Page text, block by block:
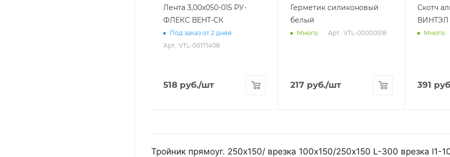
Лента 3,00х050-015 РУ-
ФЛЕКС ВЕНТ-СК
Под заказ от 2 дней
Арт.: VTL-00171408
518 руб./шт
Герметик силиконовый
белый
Много Арт.: VTL-00000518
217 руб./шт
Скотч
ВИНТЭЛ
Много
391
Тройник прямоуг. 250х150/ врезка 100х150/250х150 L-300 врезка